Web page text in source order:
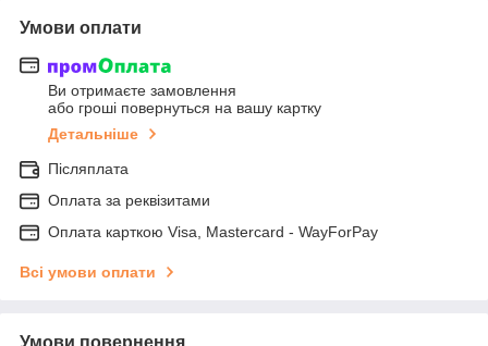
Умови оплати
Ви отримаєте замовлення
або гроші повернуться на вашу картку
Детальніше
Післяплата
Оплата за реквізитами
Оплата карткою Visa, Mastercard - WayForPay
Всі умови оплати